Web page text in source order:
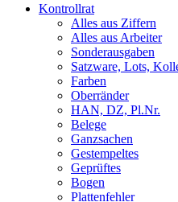
Kontrollrat
Alles aus Ziffern
Alles aus Arbeiter
Sonderausgaben
Satzware, Lots,
Farben
Oberränder
HAN, DZ, Pl.Nr.
Belege
Ganzsachen
Gestempeltes
Geprüftes
Bogen
Plattenfehler